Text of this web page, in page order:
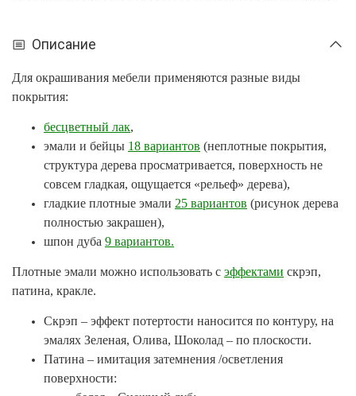
Описание
Для окрашивания мебели применяются разные виды
покрытия:
бесцветный лак,
эмали и бейцы 18 вариантов (неплотные покрытия,
структура дерева просматривается, поверхность не
совсем гладкая, ощущается «рельеф» дерева),
гладкие плотные эмали 25 вариантов (рисунок дерева
полностью закрашен),
шпон дуба 9 вариантов.
Плотные эмали можно использовать с эффектами скрэп,
патина, кракле.
Скрэп – эффект потертости наносится по контуру, на
эмалях Зеленая, Олива, Шоколад – по плоскости.
Патина – имитация затемнения /осветления
поверхности: